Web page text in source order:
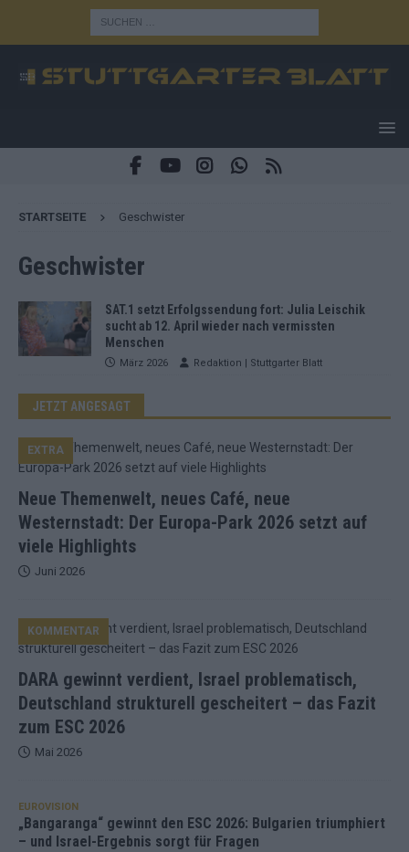
STARTSEITE Geschwister
Geschwister
SAT.1 setzt Erfolgssendung fort: Julia Leischik
sucht ab 12. April wieder nach vermissten
Menschen
März 2026 Redaktion | Stuttgarter Blatt
JETZT ANGESAGT
Neue Themenwelt, neues Café, neue
Westernstadt: Der Europa-Park 2026 setzt auf
viele Highlights
EXTRA
Juni 2026
DARA gewinnt verdient, Israel problematisch,
Deutschland strukturell gescheitert – das Fazit
zum ESC 2026
KOMMENTAR
Mai 2026
EUROVISION
„Bangaranga“ gewinnt den ESC 2026: Bulgarien triumphiert
– und Israel-Ergebnis sorgt für Fragen